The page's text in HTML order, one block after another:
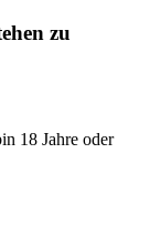
zu
18 Jahre oder